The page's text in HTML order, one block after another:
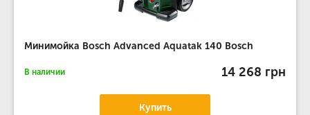
Минимойка Bosch Advanced Aquatak 140 Bosch
В наличии 14 268 грн
Купить